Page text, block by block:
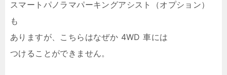
スマートパノラマパーキングアシスト（オプション）
も
ありますが、こちらはなぜか 4WD 車には
つけることができません。